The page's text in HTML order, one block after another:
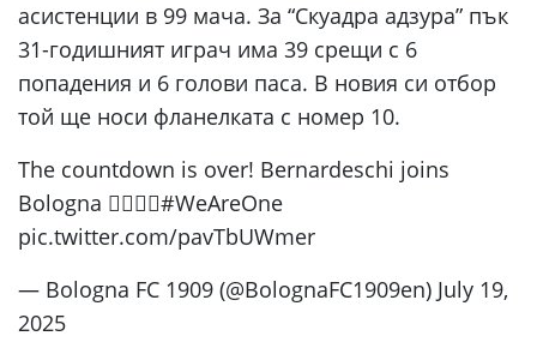
асистенции в 99 мача. За “Скуадра адзура” пък
31-годишният играч има 39 срещи с 6
попадения и 6 голови паса. В новия си отбор
той ще носи фланелката с номер 10.
The countdown is over! Bernardeschi joins
Bologna 😮‍💨❤️‍🔥#WeAreOne
pic.twitter.com/pavTbUWmer
— Bologna FC 1909 (@BolognaFC1909en) July 19,
2025